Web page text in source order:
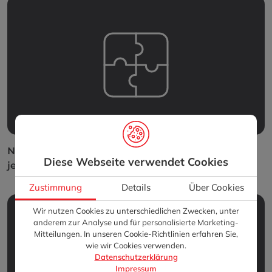
Nahtlose Oberflächenpräzision – Sicherheit an
jedem DetailDiese Webseite verwendet Cookies
Zustimmung Details Über Cookies
Wir nutzen Cookies zu unterschiedlichen Zwecken, unter
anderem zur Analyse und für personalisierte Marketing-
Mitteilungen. In unseren Cookie-Richtlinien erfahren Sie,
wie wir Cookies verwenden.
Datenschutzerklärung
Impressum